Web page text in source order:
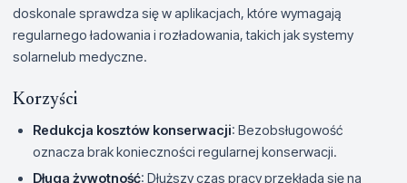
doskonale sprawdza się w aplikacjach, które wymagają
regularnego ładowania i rozładowania, takich jak systemy
solarnelub medyczne.
Korzyści
Redukcja kosztów konserwacji: Bezobsługowość
oznacza brak konieczności regularnej konserwacji.
Długa żywotność: Dłuższy czas pracy przekłada się na